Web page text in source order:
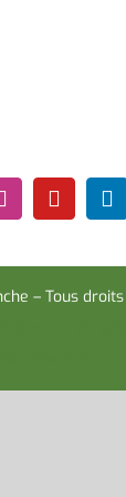
– Tous